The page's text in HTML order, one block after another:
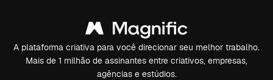
A plataforma criativa para você direcionar seu melhor trabalho.
Mais de 1 milhão de assinantes entre criativos, empresas,
agências e estúdios.